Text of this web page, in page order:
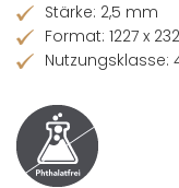
Stärke: 2,5 mm
Format: 1227 x
Nutzungsklasse: